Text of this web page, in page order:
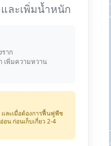
ละเพิ่มน้ำหนัก
ราก
เพิ่มความหวาน
และเมื่อต้องการฟื้นฟูพืช
อน ก่อนเก็บเกี่ยว 2-4